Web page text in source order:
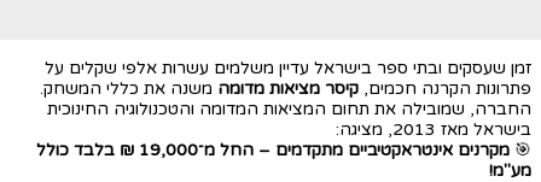
זמן שעסקים ובתי ספר בישראל עדיין משלמים עשרות אלפי שקלים על
פתרונות הקרנה חכמים, קיסר מציאות מדומה משנה את כללי המשחק.
החברה, שמובילה את תחום המציאות המדומה והטכנולוגיה החינוכית
בישראל מאז 2013, מציגה:
🎯
מקרנים אינטראקטיביים מתקדמים – החל מ־19,000 ₪ בלבד כולל
מע"מ!